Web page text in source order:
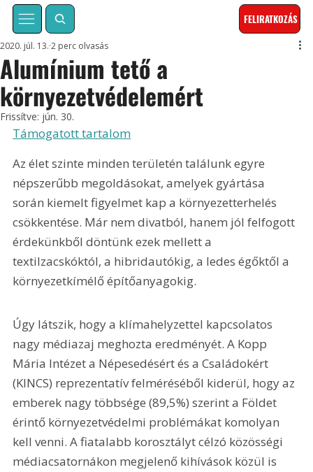
FELIRATKOZÁS
Alumínium tető a
környezetvédelemért
2020. júl. 13. 2 perc olvasás
Frissítve: jún. 30.
Támogatott tartalom
Az élet szinte minden területén találunk egyre
népszerűbb megoldásokat, amelyek gyártása
során kiemelt figyelmet kap a környezetterhelés
csökkentése. Már nem divatból, hanem jól felfogott
érdekünkből döntünk ezek mellett a
textilzacskóktól, a hibridautókig, a ledes égőktől a
környezetkímélő építőanyagokig.
Úgy látszik, hogy a klímahelyzettel kapcsolatos
nagy médiazaj meghozta eredményét. A Kopp
Mária Intézet a Népesedésért és a Családokért
(KINCS) reprezentatív felméréséből kiderül, hogy az
emberek nagy többsége (89,5%) szerint a Földet
érintő környezetvédelmi problémákat komolyan
kell venni. A fiatalabb korosztályt célzó közösségi
médiacsatornákon megjelenő kihívások közül is